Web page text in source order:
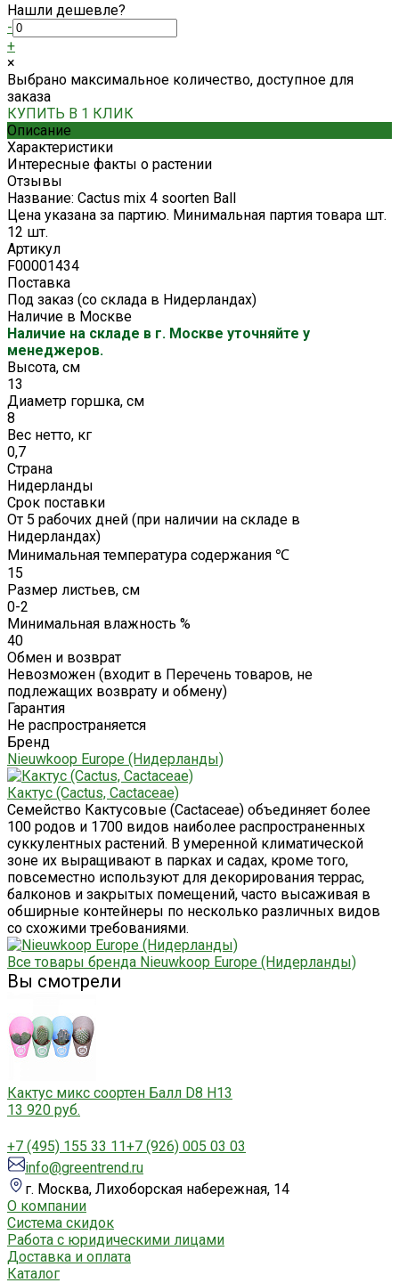
Нашли дешевле?
-
+
×
Выбрано максимальное количество, доступное для
заказа
КУПИТЬ В 1 КЛИК
Описание
Характеристики
Интересные факты о растении
Отзывы
Название: Cactus mix 4 soorten Ball
Цена указана за партию. Минимальная партия товара шт.
12 шт.
Артикул
F00001434
Поставка
Под заказ (со склада в Нидерландах)
Наличие в Москве
Наличие на складе в г. Москве уточняйте у
менеджеров.
Высота, см
13
Диаметр горшка, см
8
Вес нетто, кг
0,7
Страна
Нидерланды
Срок поставки
От 5 рабочих дней (при наличии на складе в
Нидерландах)
Минимальная температура содержания ℃
15
Размер листьев, см
0-2
Минимальная влажность %
40
Обмен и возврат
Невозможен (входит в Перечень товаров, не
подлежащих возврату и обмену)
Гарантия
Не распространяется
Бренд
Nieuwkoop Europe (Нидерланды)
Кактус (Cactus, Cactaceae)
Семейство Кактусовые (Cactaceae) объединяет более
100 родов и 1700 видов наиболее распространенных
суккулентных растений. В умеренной климатической
зоне их выращивают в парках и садах, кроме того,
повсеместно используют для декорирования террас,
балконов и закрытых помещений, часто высаживая в
обширные контейнеры по несколько различных видов
со схожими требованиями.
Все товары бренда Nieuwkoop Europe (Нидерланды)
Вы смотрели
Кактус микс соортен Балл D8 H13
13 920 руб.
+7 (495) 155 33 11+7 (926) 005 03 03
info@greentrend.ru
г. Москва, Лихоборская набережная, 14
О компании
Система скидок
Работа с юридическими лицами
Доставка и оплата
Каталог